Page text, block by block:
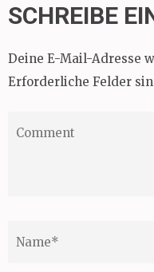
SCHREIBE
Deine E-Mail-Adresse
Erforderliche Felder